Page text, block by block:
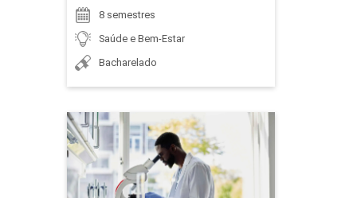
8 semestres
Saúde e Bem-Estar
Bacharelado
Biomedicina
Detalhes do curso